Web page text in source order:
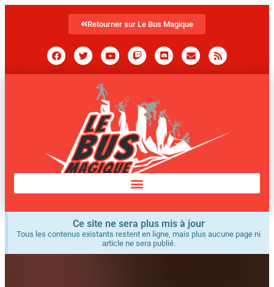
Retourner sur Le Bus Magique
Ce site ne sera plus mis à jour
Tous les contenus existants restent en ligne, mais plus aucune page ni
article ne sera publié.